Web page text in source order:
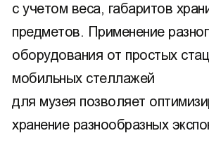
с учетом веса, габаритов
предметов. Применение
оборудования от простых
мобильных стеллажей
для музея позволяет
хранение разнообразных